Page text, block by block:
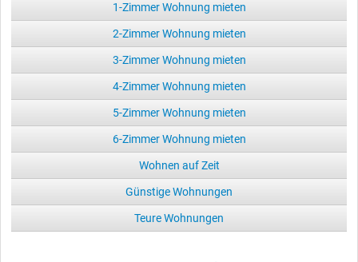
1-Zimmer Wohnung mieten
2-Zimmer Wohnung mieten
3-Zimmer Wohnung mieten
4-Zimmer Wohnung mieten
5-Zimmer Wohnung mieten
6-Zimmer Wohnung mieten
Wohnen auf Zeit
Günstige Wohnungen
Teure Wohnungen